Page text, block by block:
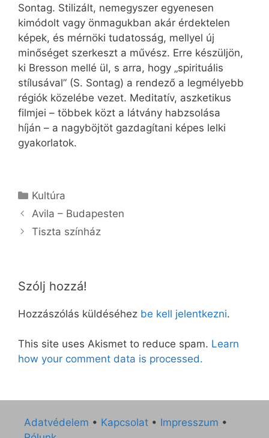
Sontag. Stilizált, nemegyszer egyenesen
kimódolt vagy önmagukban akár érdektelen
képek, és mérnöki tudatosság, mellyel új
minőséget szerkeszt a művész. Erre készüljön,
ki Bresson mellé ül, s arra, hogy „spirituális
stílusával” (S. Sontag) a rendező a legmélyebb
régiók közelébe vezet. Meditatív, aszketikus
filmjei – többek közt a látvány habzsolása
híján – a nagyböjtöt gazdagítani képes lelki
gyakorlatok.
Kategória
Kultúra
Avila – Budapesten
Tiszta színház
Szólj hozzá!
Hozzászólás küldéséhez be kell jelentkezni.
This site uses Akismet to reduce spam. Learn
how your comment data is processed.
Adatvédelem • Kapcsolat • Impresszum •